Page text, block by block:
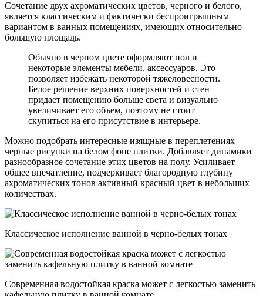
Сочетание двух ахроматических цветов, черного и белого,
является классическим и фактически беспроигрышным
вариантом в ванных помещениях, имеющих относительно
большую площадь.
Обычно в черном цвете оформляют пол и
некоторые элементы мебели, аксессуаров. Это
позволяет избежать некоторой тяжеловесности.
Белое решение верхних поверхностей и стен
придает помещению больше света и визуально
увеличивает его объем, поэтому не стоит
скупиться на его присутствие в интерьере.
Можно подобрать интересные изящные в переплетениях
черные рисунки на белом фоне плитки. Добавляет динамики
разнообразное сочетание этих цветов на полу. Усиливает
общее впечатление, подчеркивает благородную глубину
ахроматических тонов активный красный цвет в небольших
количествах.
Классическое исполнение ванной в черно-белых тонах
Современная водостойкая краска может с легкостью заменить